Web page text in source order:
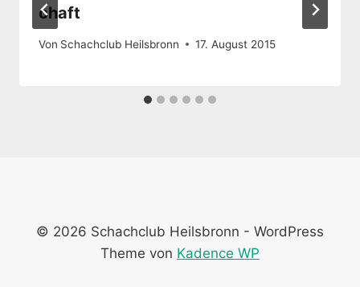
chaft
Von Schachclub Heilsbronn 17. August 2015
© 2026 Schachclub Heilsbronn - WordPress
Theme von Kadence WP